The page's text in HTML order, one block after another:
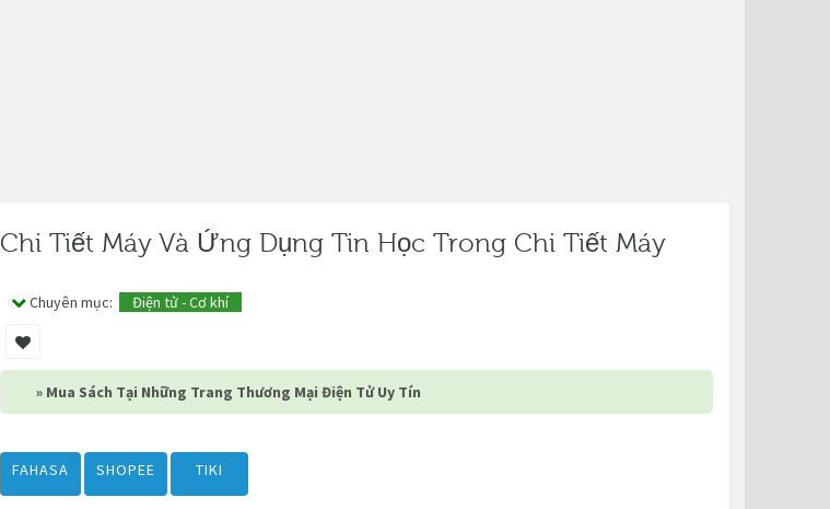
Chi Tiết Máy Và Ứng Dụng Tin Học Trong Chi Tiết Máy
Chuyên mục: Điện tử - Cơ khí
» Mua Sách Tại Những Trang Thương Mại Điện Tử Uy Tín
FAHASA SHOPEE TIKI